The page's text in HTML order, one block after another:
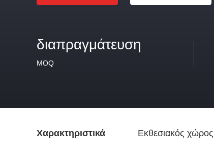
διαπραγμάτευση
MOQ
Χαρακτηριστικά Εκθεσιακός χώρος